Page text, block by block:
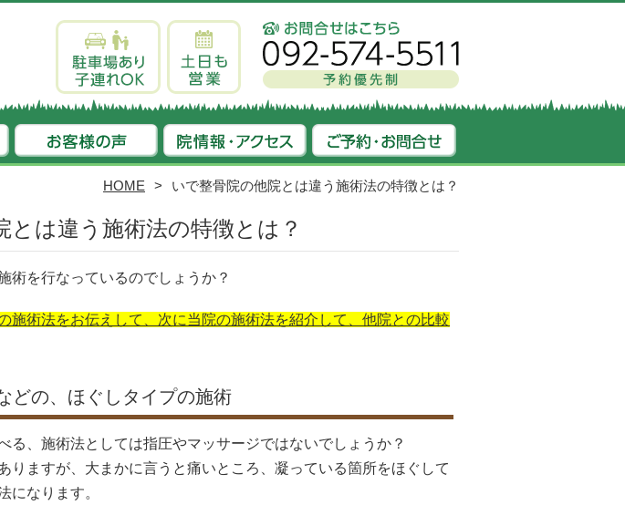
HOME いで整骨院の他院とは違う施術法の特徴とは？
とは違う施術法の特徴とは？
術を行なっているのでしょうか？
施術法をお伝えして、次に当院の施術法を紹介して、他院との比較
どの、ほぐしタイプの施術
る、施術法としては指圧やマッサージではないでしょうか？
りますが、大まかに言うと痛いところ、凝っている箇所をほぐして
になります。